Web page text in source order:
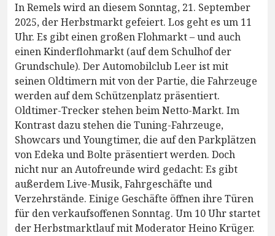
In Remels wird an diesem Sonntag, 21. September
2025, der Herbstmarkt gefeiert. Los geht es um 11
Uhr. Es gibt einen großen Flohmarkt – und auch
einen Kinderflohmarkt (auf dem Schulhof der
Grundschule). Der Automobilclub Leer ist mit
seinen Oldtimern mit von der Partie, die Fahrzeuge
werden auf dem Schützenplatz präsentiert.
Oldtimer-Trecker stehen beim Netto-Markt. Im
Kontrast dazu stehen die Tuning-Fahrzeuge,
Showcars und Youngtimer, die auf den Parkplätzen
von Edeka und Bolte präsentiert werden. Doch
nicht nur an Autofreunde wird gedacht: Es gibt
außerdem Live-Musik, Fahrgeschäfte und
Verzehrstände. Einige Geschäfte öffnen ihre Türen
für den verkaufsoffenen Sonntag. Um 10 Uhr startet
der Herbstmarktlauf mit Moderator Heino Krüger.